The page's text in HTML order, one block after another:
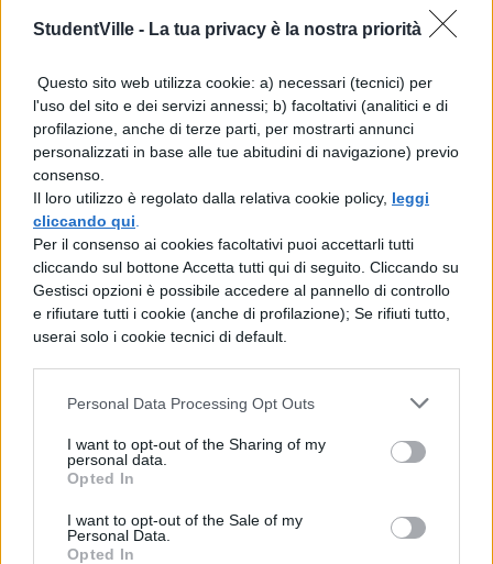
StudentVille - La tua privacy è la nostra priorità
Questo sito web utilizza cookie: a) necessari (tecnici) per
l'uso del sito e dei servizi annessi; b) facoltativi (analitici e di
profilazione, anche di terze parti, per mostrarti annunci
personalizzati in base alle tue abitudini di navigazione) previo
consenso.
Il loro utilizzo è regolato dalla relativa cookie policy, leggi
cliccando qui
Per il consenso ai cookies facoltativi puoi accettarli tutti
cliccando sul bottone Accetta tutti qui di seguito. Cliccando su
Gestisci opzioni è possibile accedere al pannello di controllo
e rifiutare tutti i cookie (anche di profilazione); Se rifiuti tutto,
userai solo i cookie tecnici di default.
Personal Data Processing Opt Outs
I want to opt-out of the Sharing of my
personal data.
Opted In
I want to opt-out of the Sale of my
Personal Data.
Opted In
TI POTREBBE INTERESSARE
FISICA
definizione, schema,
modelli
paranco
Velocità della Luce e del
Suono: differenza e